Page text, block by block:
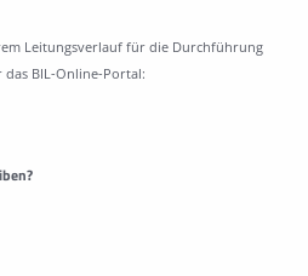
Leitungsverlauf für die Durchführung
BIL-Online-Portal: